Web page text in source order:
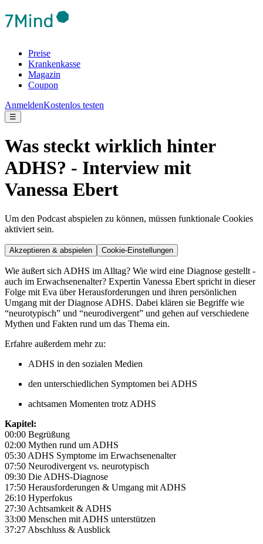
Preise
Krankenkasse
Magazin
Coupon
AnmeldenKostenlos testen
☰
Was steckt wirklich hinter
ADHS? - Interview mit
Vanessa Ebert
Um den Podcast abspielen zu können, müssen funktionale Cookies
aktiviert sein.
Akzeptieren & abspielen Cookie-Einstellungen
Wie äußert sich ADHS im Alltag? Wie wird eine Diagnose gestellt -
auch im Erwachsenenalter? Expertin Vanessa Ebert spricht in dieser
Folge mit Eva über Herausforderungen und ihren persönlichen
Umgang mit der Diagnose ADHS. Dabei klären sie Begriffe wie
“neurotypisch” und “neurodivergent” und gehen auf verschiedene
Mythen und Fakten rund um das Thema ein.
Erfahre außerdem mehr zu:
ADHS in den sozialen Medien
den unterschiedlichen Symptomen bei ADHS
achtsamen Momenten trotz ADHS
Kapitel:
00:00 Begrüßung
02:00 Mythen rund um ADHS
05:30 ADHS Symptome im Erwachsenenalter
07:50 Neurodivergent vs. neurotypisch
09:30 Die ADHS-Diagnose
17:50 Herausforderungen & Umgang mit ADHS
26:10 Hyperfokus
27:30 Achtsamkeit & ADHS
33:00 Menschen mit ADHS unterstützen
37:27 Abschluss & Ausblick